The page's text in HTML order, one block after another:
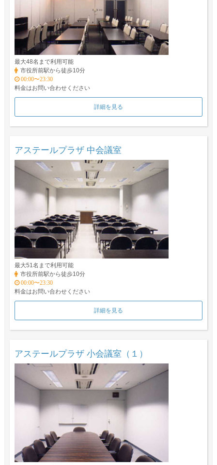
最大48名まで利用可能
市役所前駅から徒歩10分
00:00〜23:30
料金はお問い合わせください
詳細を見る
アステールプラザ 中会議室
最大51名まで利用可能
市役所前駅から徒歩10分
00:00〜23:30
料金はお問い合わせください
詳細を見る
アステールプラザ 小会議室（１）